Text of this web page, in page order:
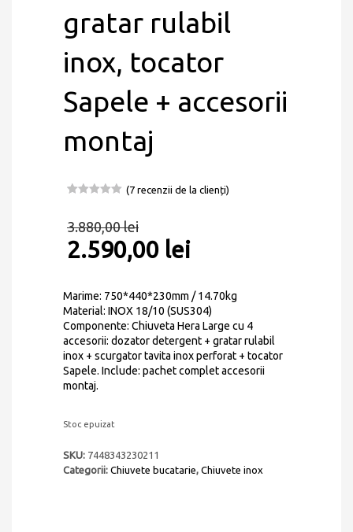
gratar rulabil
inox, tocator
Sapele + accesorii
montaj
pe baza a
evaluări de
la clienți
(7 recenzii de la clienți)
3.880,00lei
2.590,00 lei
Marime: 750*440*230mm / 14.70kg
Material: INOX 18/10 (SUS304)
Componente: Chiuveta Hera Large cu 4
accesorii: dozator detergent + gratar rulabil
inox + scurgator tavita inox perforat + tocator
Sapele. Include: pachet complet accesorii
montaj.
Stoc epuizat
SKU: 7448343230211
Categorii: Chiuvete bucatarie, Chiuvete inox